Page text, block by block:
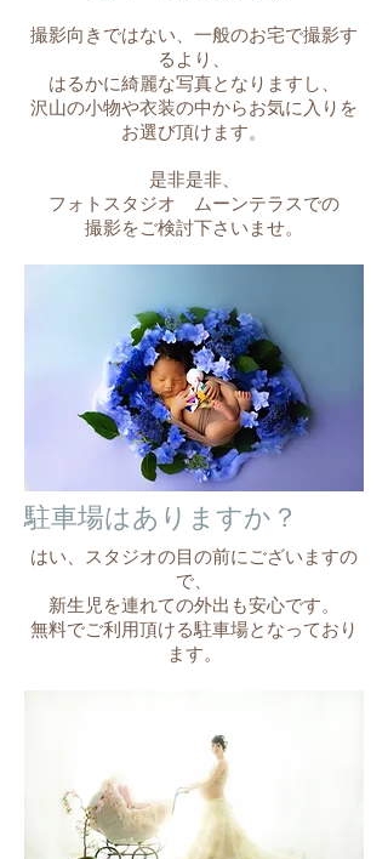
撮影向きではない、一般のお宅で撮影す
るより、
はるかに綺麗な写真となりますし、
沢山の小物や衣装の中からお気に入りを
お選び頂けます。
​是非是非、
フォトスタジオ ムーンテラスでの
撮影をご検討下さいませ。
​駐車場はありますか？
はい、スタジオの目の前にございますの
で、
新生児を連れての外出も安心です。
​無料でご利用頂ける駐車場となっており
ます。